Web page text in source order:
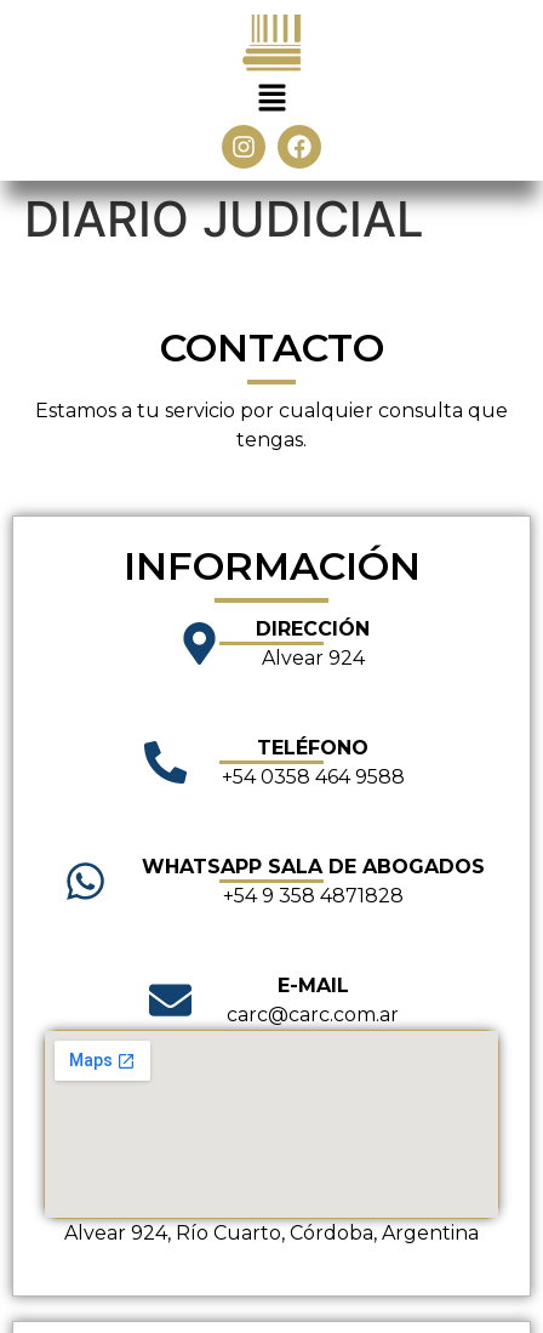
DIARIO JUDICIAL
CONTACTO
Estamos a tu servicio por cualquier consulta que
tengas.
INFORMACIÓN
DIRECCIÓN
Alvear 924
TELÉFONO
+54 0358 464 9588
WHATSAPP SALA DE ABOGADOS
+54 9 358 4871828
E-MAIL
carc@carc.com.ar
Alvear 924, Río Cuarto, Córdoba, Argentina